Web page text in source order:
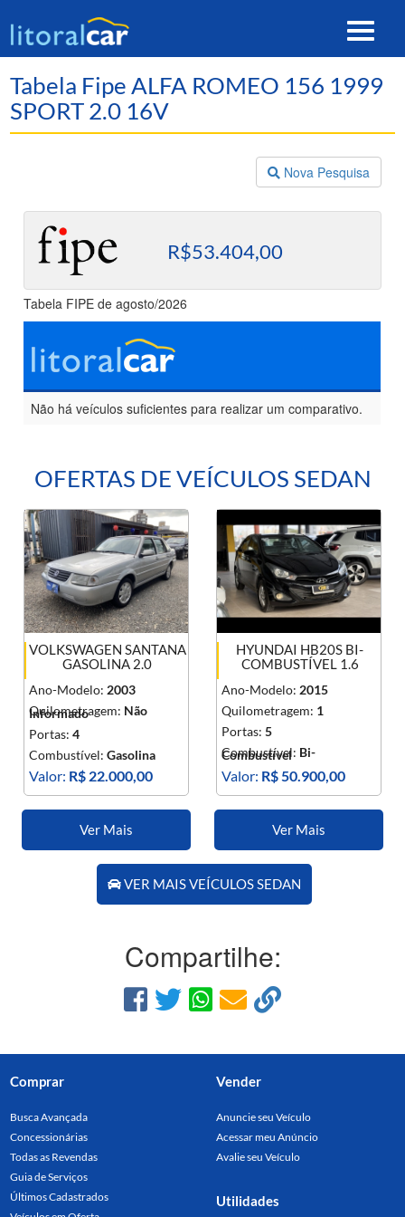
Toggle
Tabela Fipe ALFA ROMEO 156 1999
SPORT 2.0 16V
Nova Pesquisa
R$53.404,00
Tabela FIPE de agosto/2026
Não há veículos suficientes para realizar um comparativo.
OFERTAS DE VEÍCULOS SEDAN
VOLKSWAGEN SANTANA
GASOLINA 2.0
Ano-Modelo: 2003
Quilometragem: Não
Informado
Portas:4
Combustível:Gasolina
Valor: R$ 22.000,00
Ver Mais
HYUNDAI HB20S BI-
COMBUSTÍVEL 1.6
Ano-Modelo: 2015
Quilometragem: 1
Portas:5
Combustível: Bi-
Combustível
Valor: R$ 50.900,00
Ver Mais
VER MAIS VEÍCULOS SEDAN
Compartilhe:
Comprar
Busca Avançada
Concessionárias
Todas as Revendas
Guia de Serviços
Últimos Cadastrados
Vender
Anuncie seu Veículo
Acessar meu Anúncio
Avalie seu Veículo
Utilidades